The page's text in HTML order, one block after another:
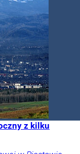
z kilku